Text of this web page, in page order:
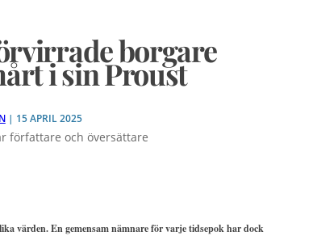
borgare
i sin Proust
| 15 APRIL 2025
författare och översättare
värden. En gemensam nämnare för varje tidsepok har dock